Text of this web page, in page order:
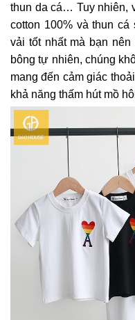
thun da cá… Tuy nhiên,
cotton 100% và thun
vải tốt nhất mà bạn
bông tự nhiên, chúng
mang đến cảm giác
khả năng thấm hút mồ